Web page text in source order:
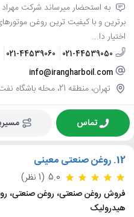
به استحضار میرساند شرکت مهراد
برترین و با کیفیت ترین روغن
اختیار دا...
021-44539050
021-44539060
info@irangharboil.com
تهران، منطقه 21، محله باشگاه نفت، تهرانسر، بلوار اصلی، خیابان نوزدهم
تماس
12. روغن صنعتی معینی
5.0 (1 نظر)
فروش روغن صنعتی، روغن صنعتی،
هیدرولیک